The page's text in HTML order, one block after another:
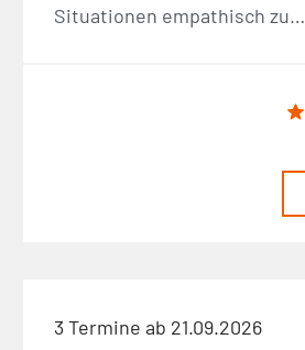
Situationen empathisch zu…
3 Termine ab 21.09.2026